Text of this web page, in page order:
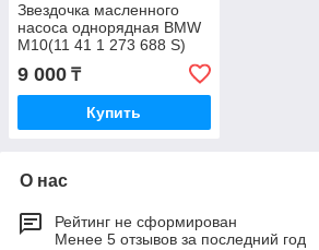
Звездочка масленного
насоса однорядная BMW
M10(11 41 1 273 688 S)
(FEBI 7404)(верхняя)
9 000 ₸
Купить
О нас
Рейтинг не сформирован
Менее 5 отзывов за последний год